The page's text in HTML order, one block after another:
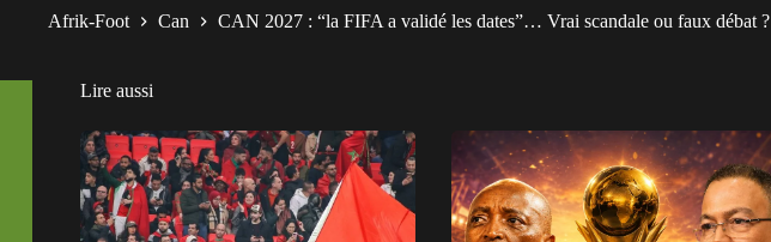
Afrik-Foot Can CAN 2027 : “la FIFA a validé les dates”… Vrai scandale ou faux débat ?
Lire aussi